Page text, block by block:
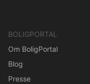
BOLIGPORTAL
Om BoligPortal
Blog
Presse